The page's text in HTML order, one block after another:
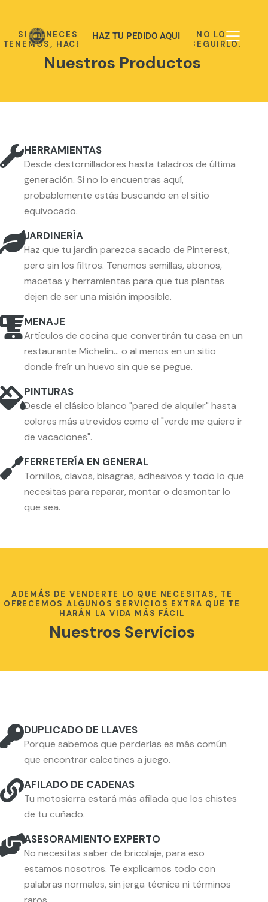
HAZ TU PEDIDO AQUI
SI LO NECESITAS, LO TENEMOS. Y SI NO LO
TENEMOS, HACEMOS MAGIA PARA CONSEGUIRLO.
Nuestros Productos
HERRAMIENTAS
Desde destornilladores hasta taladros de última
generación. Si no lo encuentras aquí,
probablemente estás buscando en el sitio
equivocado.
JARDINERÍA
Haz que tu jardín parezca sacado de Pinterest,
pero sin los filtros. Tenemos semillas, abonos,
macetas y herramientas para que tus plantas
dejen de ser una misión imposible.
MENAJE
Artículos de cocina que convertirán tu casa en un
restaurante Michelin… o al menos en un sitio
donde freír un huevo sin que se pegue.
PINTURAS
Desde el clásico blanco "pared de alquiler" hasta
colores más atrevidos como el "verde me quiero ir
de vacaciones".
FERRETERÍA EN GENERAL
Tornillos, clavos, bisagras, adhesivos y todo lo que
necesitas para reparar, montar o desmontar lo
que sea.
ADEMÁS DE VENDERTE LO QUE NECESITAS, TE
OFRECEMOS ALGUNOS SERVICIOS EXTRA QUE TE
HARÁN LA VIDA MÁS FÁCIL
Nuestros Servicios
DUPLICADO DE LLAVES
Porque sabemos que perderlas es más común
que encontrar calcetines a juego.
AFILADO DE CADENAS
Tu motosierra estará más afilada que los chistes
de tu cuñado.
ASESORAMIENTO EXPERTO
No necesitas saber de bricolaje, para eso
estamos nosotros. Te explicamos todo con
palabras normales, sin jerga técnica ni términos